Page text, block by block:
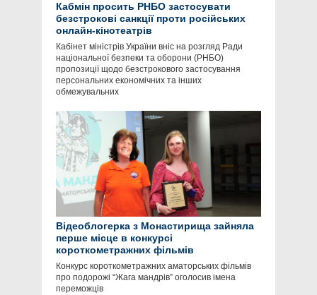
Кабмін просить РНБО застосувати
безстрокові санкції проти російських
онлайн-кінотеатрів
Кабінет міністрів України вніс на розгляд Ради
національної безпеки та оборони (РНБО)
пропозиції щодо безстрокового застосування
персональних економічних та інших
обмежувальних
Відеоблогерка з Монастирища зайняла
перше місце в конкурсі
короткометражних фільмів
Конкурс короткометражних аматорських фільмів
про подорожі “Жага мандрів” оголосив імена
переможців